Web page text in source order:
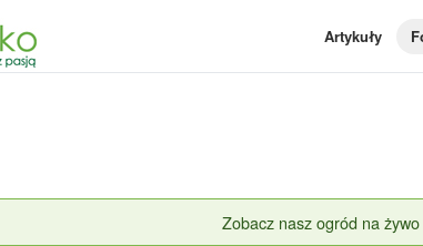
Artykuły
Zobacz nasz ogród na